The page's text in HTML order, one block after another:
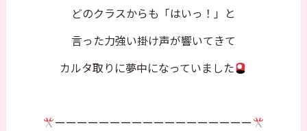
どのクラスからも「はいっ！」と
言った力強い掛け声が響いてきて
カルタ取りに夢中になっていました
ーーーーーーーーーーーーーーーーーー